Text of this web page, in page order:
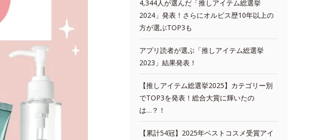
4,344人が選んだ「推しアイテム総選挙
2024」発表！さらにオルビス歴10年以上の
方が選ぶTOP3も
アプリ読者が選ぶ「推しアイテム総選挙
2023」結果発表！
【推しアイテム総選挙2025】カテゴリー別
でTOP3を発表！総合大賞に輝いたの
は…？！
【累計54冠】2025年ベストコスメ受賞アイ